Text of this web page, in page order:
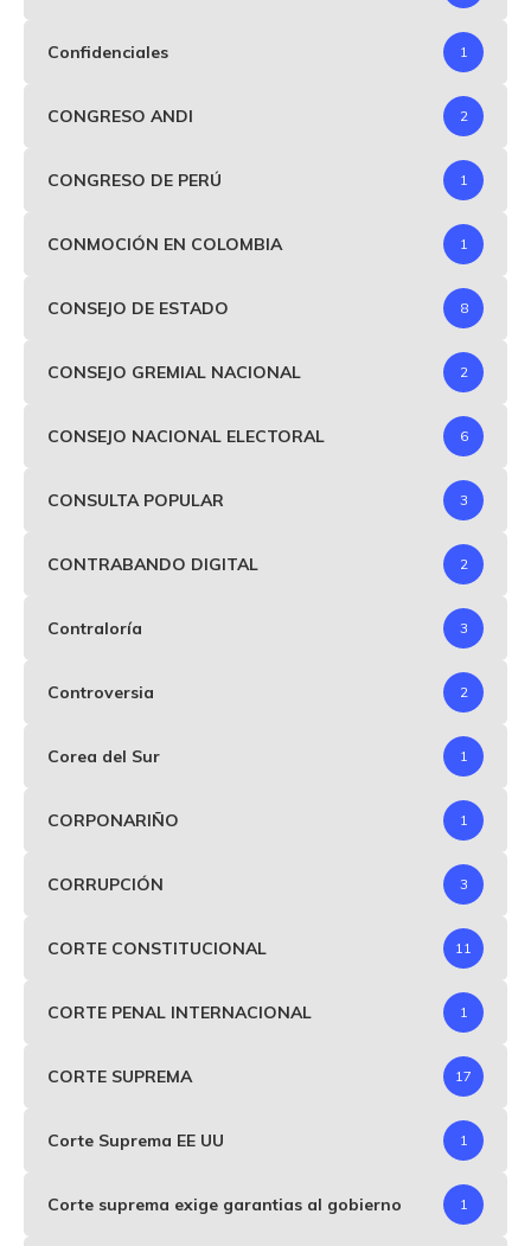
Confidenciales 1
CONGRESO ANDI 2
CONGRESO DE PERÚ 1
CONMOCIÓN EN COLOMBIA 1
CONSEJO DE ESTADO 8
CONSEJO GREMIAL NACIONAL 2
CONSEJO NACIONAL ELECTORAL 6
CONSULTA POPULAR 3
CONTRABANDO DIGITAL 2
Contraloría 3
Controversia 2
Corea del Sur 1
CORPONARIÑO 1
CORRUPCIÓN 3
CORTE CONSTITUCIONAL 11
CORTE PENAL INTERNACIONAL 1
CORTE SUPREMA 17
Corte Suprema EE UU 1
Corte suprema exige garantias al gobierno 1